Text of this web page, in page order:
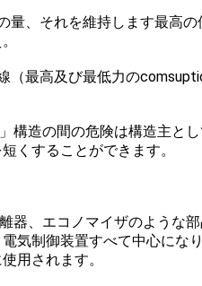
量、それを維持します最高
（最高及び最低力の
構造の間の危険は構造主と
くすることができます。
器、エコノマイザのような部
気制御装置すべて中心にな
用されます。